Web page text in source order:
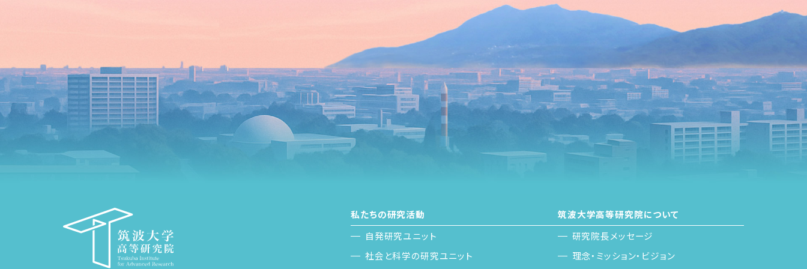
私たちの研究活動
自発研究ユニット
社会と科学の研究ユニット
筑波大学高等研究院について
研究院長メッセージ
理念・ミッション・ビジョン